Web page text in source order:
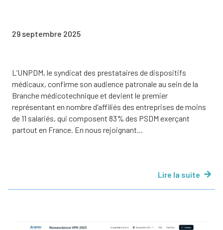
29 septembre 2025
L’UNPDM, le syndicat des prestataires de dispositifs
médicaux, confirme son audience patronale au sein de la
Branche médicotechnique et devient le premier
représentant en nombre d’affiliés des entreprises de moins
de 11 salariés, qui composent 83% des PSDM exerçant
partout en France. En nous rejoignant...
Lire la suite